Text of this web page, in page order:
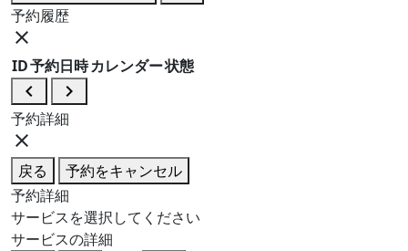
予約履歴
close
ID予約日時カレンダー状態
navigate_before navigate_next
予約詳細
close
戻る
予約をキャンセル
予約詳細
サービスを選択してください
サービスの詳細